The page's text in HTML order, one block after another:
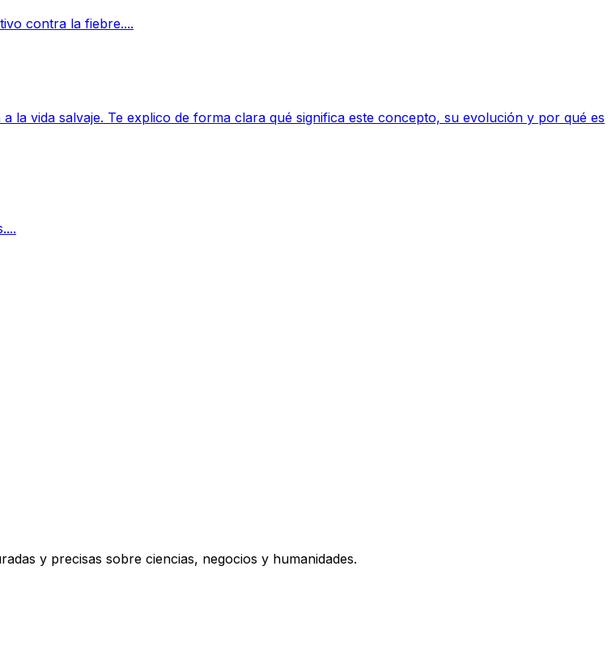
contra la fiebre....
la vida salvaje. Te explico de forma clara qué significa este concepto, su evolución y por qué es
y precisas sobre ciencias, negocios y humanidades.